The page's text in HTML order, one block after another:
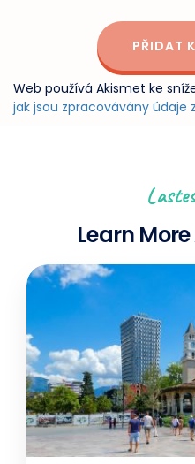
Web používá Akismet ke
jak jsou zpracovávány údaje
Learn